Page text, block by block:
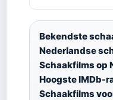
Bekendste
Nederlandse
Schaakfilms op
Hoogste IMDb-
Schaakfilms